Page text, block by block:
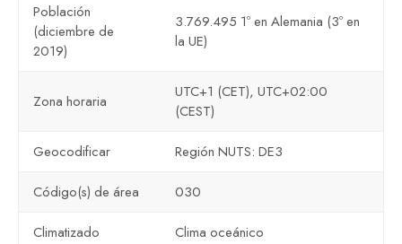
Población
(diciembre de
2019)
3.769.495 1º en Alemania (3º en
la UE)
Zona horaria
UTC+1 (CET), UTC+02:00
(CEST)
Geocodificar Región NUTS: DE3
Código(s) de área 030
Climatizado Clima oceánico